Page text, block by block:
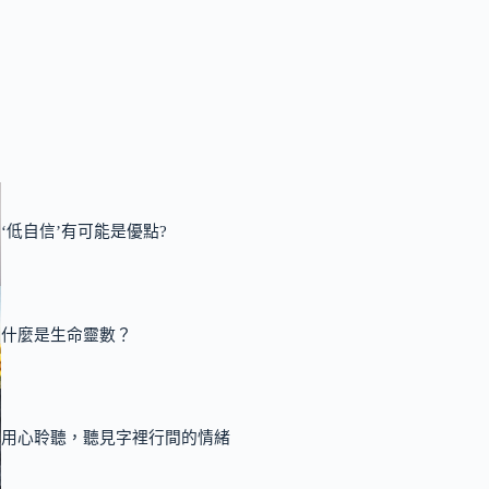
‘低自信’有可能是優點?
什麼是生命靈數？
用心聆聽，聽見字裡行間的情緒